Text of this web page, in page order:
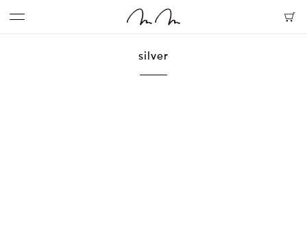
silver